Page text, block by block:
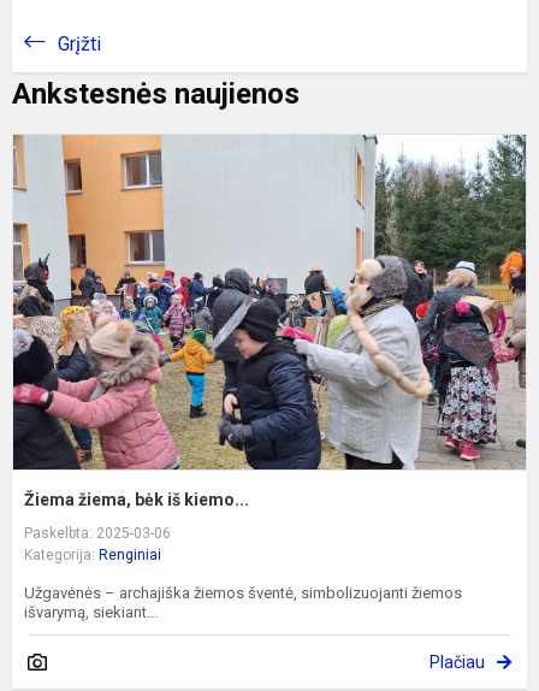
Grįžti
Ankstesnės naujienos
Žiema žiema, bėk iš kiemo...
Paskelbta: 2025-03-06
Kategorija: Renginiai
Užgavėnės – archajiška žiemos šventė, simbolizuojanti žiemos
išvarymą, siekiant...
Plačiau